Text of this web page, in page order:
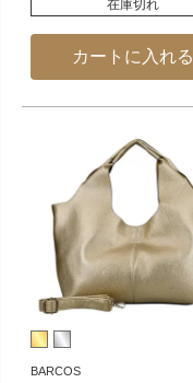
在庫切れ
カートに入れる
BARCOS